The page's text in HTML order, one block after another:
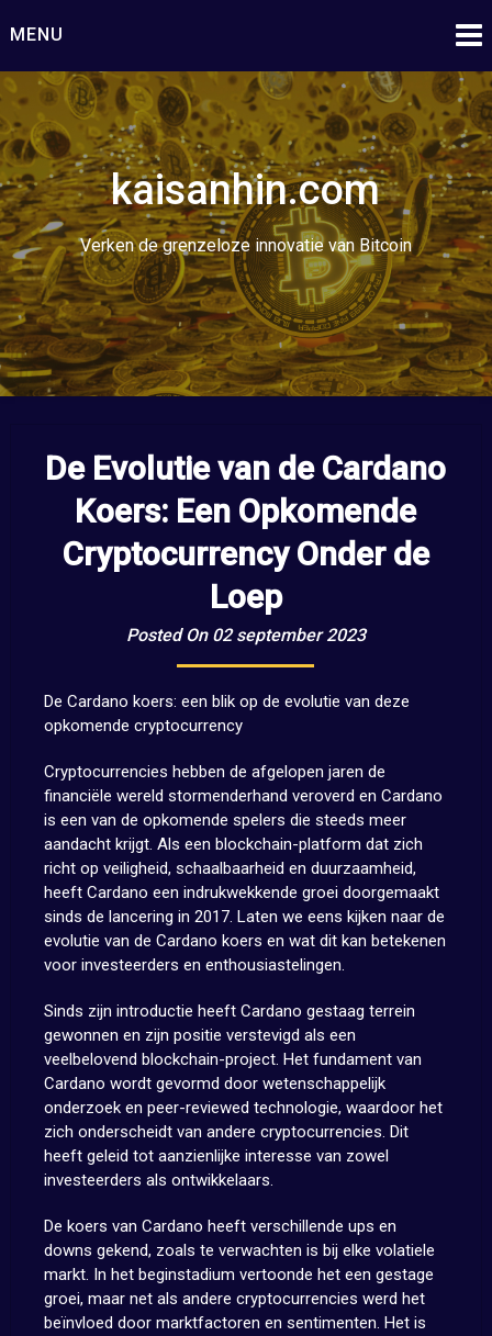
naar
inhoud
MENU
kaisanhin.com
Verken de grenzeloze innovatie van Bitcoin
De Evolutie van de Cardano
Koers: Een Opkomende
Cryptocurrency Onder de
Loep
Posted On 02 september 2023
De Cardano koers: een blik op de evolutie van deze
opkomende cryptocurrency
Cryptocurrencies hebben de afgelopen jaren de
financiële wereld stormenderhand veroverd en Cardano
is een van de opkomende spelers die steeds meer
aandacht krijgt. Als een blockchain-platform dat zich
richt op veiligheid, schaalbaarheid en duurzaamheid,
heeft Cardano een indrukwekkende groei doorgemaakt
sinds de lancering in 2017. Laten we eens kijken naar de
evolutie van de Cardano koers en wat dit kan betekenen
voor investeerders en enthousiastelingen.
Sinds zijn introductie heeft Cardano gestaag terrein
gewonnen en zijn positie verstevigd als een
veelbelovend blockchain-project. Het fundament van
Cardano wordt gevormd door wetenschappelijk
onderzoek en peer-reviewed technologie, waardoor het
zich onderscheidt van andere cryptocurrencies. Dit
heeft geleid tot aanzienlijke interesse van zowel
investeerders als ontwikkelaars.
De koers van Cardano heeft verschillende ups en
downs gekend, zoals te verwachten is bij elke volatiele
markt. In het beginstadium vertoonde het een gestage
groei, maar net als andere cryptocurrencies werd het
beïnvloed door marktfactoren en sentimenten. Het is